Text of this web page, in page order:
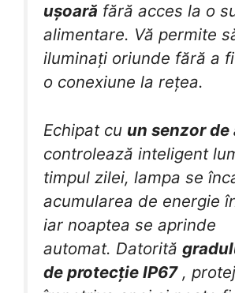
ușoară fără acces la o
alimentare. Vă permite
iluminați oriunde fără a
o conexiune la rețea.
Echipat cu un senzor de
controlează inteligent
timpul zilei, lampa se
acumularea de energie
iar noaptea se aprinde
automat. Datorită
de protecție IP67,